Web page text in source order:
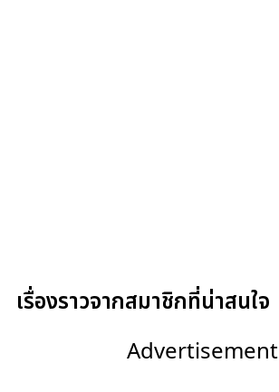
เรื่องราวจากสมาชิกที่น่าสนใจ
Advertisement